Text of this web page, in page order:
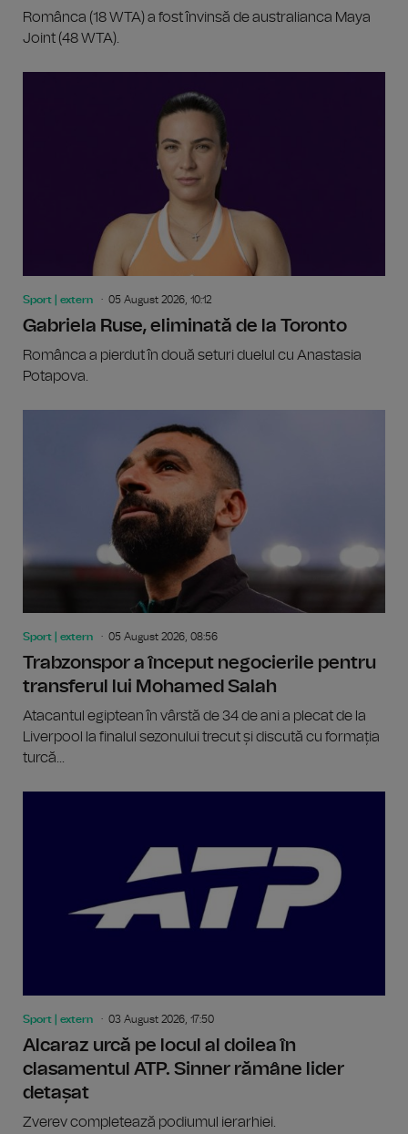
Românca (18 WTA) a fost învinsă de australianca Maya
Joint (48 WTA).
Sport | extern 05 August 2026, 10:12
Gabriela Ruse, eliminată de la Toronto
Românca a pierdut în două seturi duelul cu Anastasia
Potapova.
Sport | extern 05 August 2026, 08:56
Trabzonspor a început negocierile pentru
transferul lui Mohamed Salah
Atacantul egiptean în vârstă de 34 de ani a plecat de la
Liverpool la finalul sezonului trecut și discută cu formația
turcă...
Sport | extern 03 August 2026, 17:50
Alcaraz urcă pe locul al doilea în
clasamentul ATP. Sinner rămâne lider
detașat
Zverev completează podiumul ierarhiei.